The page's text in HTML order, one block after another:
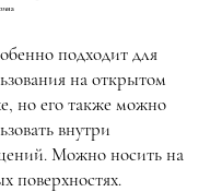
подходит для
на открытом
но его также можно
внутри
Можно носить на
поверхностях.